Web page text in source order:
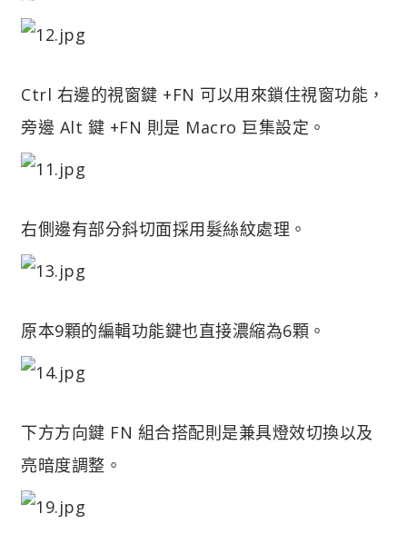
Ctrl 右邊的視窗鍵 +FN 可以用來鎖住視窗功能，
旁邊 Alt 鍵 +FN 則是 Macro 巨集設定。
右側邊有部分斜切面採用髮絲紋處理。
原本9顆的編輯功能鍵也直接濃縮為6顆。
下方方向鍵 FN 組合搭配則是兼具燈效切換以及
亮暗度調整。